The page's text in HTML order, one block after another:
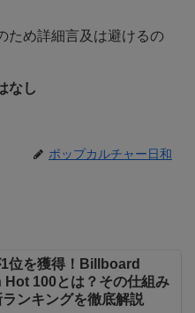
ため詳細言及は避けるの
なし
ポップカルチャー日和
位を獲得！Billboard
Hot 100とは？その仕組み
ランキングを徹底解説